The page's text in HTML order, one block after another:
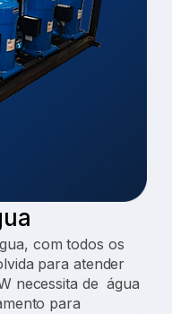
com todos os
para atender
necessita de água
para